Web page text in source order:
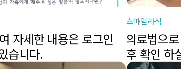
자세한 내용은 로그인
습니다.
스마일라식
의료법으
후 확인 하